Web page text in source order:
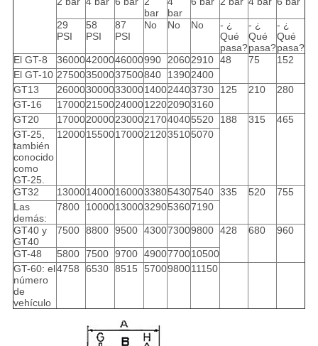
bar
bar
29
PSI
58
PSI
87
PSI
No No No
- ¿
Qué
pasa?
- ¿
Qué
pasa?
- ¿
Qué
pasa?
El GT-8
360004200046000990 20602910 48 75
152
El GT-10 275003500037500840 13902400
GT13
260003000033000140024403730 125 210
280
GT-16
170002150024000122020903160
GT20
170002000023000217040405520 188 315
465
GT-25,
también
conocido
como
GT-25.
120001550017000212035105070
GT32 130001400016000338054307540 335 520
755
Las
demás:
7800 1000013000329053607190
GT40 y
GT40
7500 8800 9500 430073009800 428 680 960
GT-48 5800 7500 9700 4900770010500
GT-60: el
número
de
vehículo
4758 6530 8515 5700980011150